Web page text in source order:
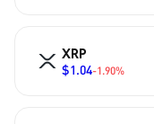
XRP
$1.04-1.90%